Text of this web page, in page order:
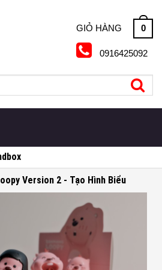
GIỎ HÀNG 0
0916425092
Version 2 - Tạo Hình Biểu